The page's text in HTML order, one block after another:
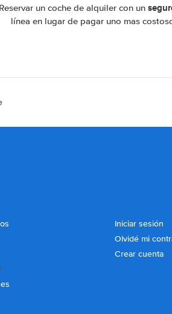
Reservar un coche de alquiler con un
línea en lugar de pagar uno mas
Iniciar sesión
Olvidé mi
Crear cuenta